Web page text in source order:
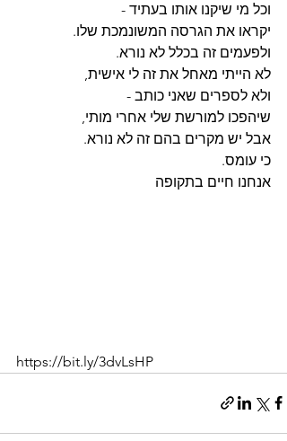
וכל מי שיקנו אותו בעתיד -
יקראו את הגרסה המשונמכת שלו.
ולפעמים זה בכלל לא נורא.
לא הייתי מאחל את זה לי אישית,
ולא לספרים שאני כותב -
שיהפכו למורשת שלי אחרי מותי,
אבל יש מקרים בהם זה לא נורא.
כי עומס.
אנחנו חיים בתקופה
https://bit.ly/3dvLsHP